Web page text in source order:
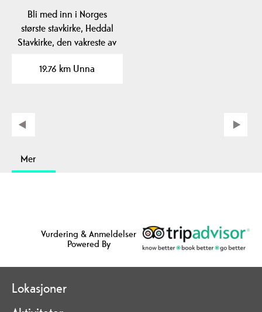
Bli med inn i Norges
største stavkirke, Heddal
Stavkirke, den vakreste av
19.76 km Unna
Mer
Vurdering & Anmeldelser
Powered By
Lokasjoner